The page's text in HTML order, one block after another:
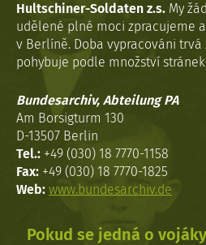
Hultschiner-Soldaten z.s. My
udělené plné moci zpracujeme
v Berlíně. Doba vypracováni
pohybuje podle množství
Bundesarchiv, Abteilung PA
Am Borsigturm 130
D-13507 Berlin
Tel.: +49 (030) 18 7770-1158
Fax: +49 (030) 18 7770-1825
Web: www.bundesarchiv.de
Pokud se jedná o